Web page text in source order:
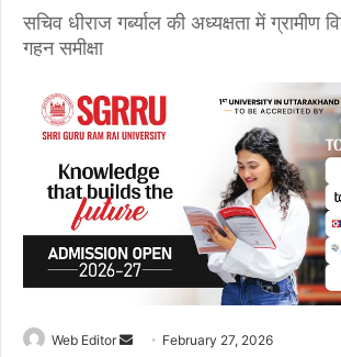
सचिव धीराज गर्ब्याल की अध्यक्षता में ग्रामीण
गहन समीक्षा
Web Editor February 27, 2026